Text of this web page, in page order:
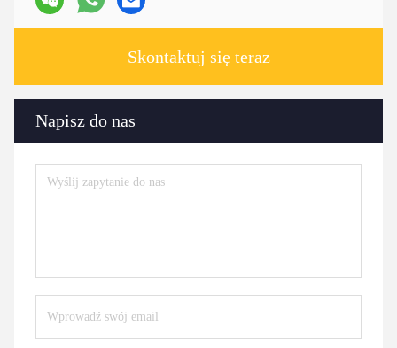
Skontaktuj się teraz
Napisz do nas